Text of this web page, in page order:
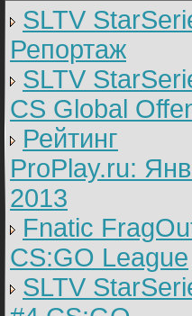
SLTV
Репортаж
SLTV
CS Global
Рейтинг
ProPlay.ru:
2013
Fnatic
CS:GO League
SLTV